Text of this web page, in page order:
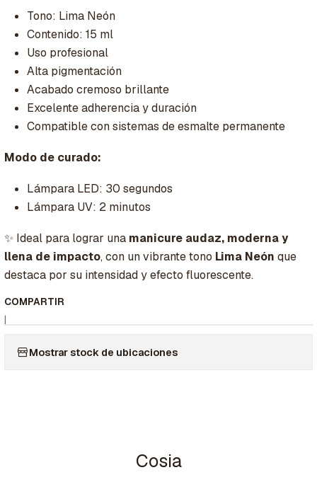
Tono: Lima Neón
Contenido: 15 ml
Uso profesional
Alta pigmentación
Acabado cremoso brillante
Excelente adherencia y duración
Compatible con sistemas de esmalte permanente
Modo de curado:
Lámpara LED: 30 segundos
Lámpara UV: 2 minutos
✨ Ideal para lograr una manicure audaz, moderna y
llena de impacto, con un vibrante tono Lima Neón que
destaca por su intensidad y efecto fluorescente.
COMPARTIR
|
Mostrar stock de ubicaciones
Cosia